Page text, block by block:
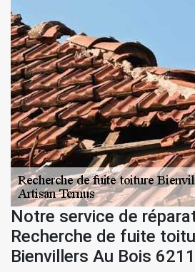
Notre service de
Recherche de fuite
Bienvillers Au Bois